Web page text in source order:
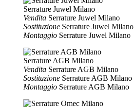
Serrature Juwel Milano
Vendita Serrature Juwel Milano
Sostituzione Serrature Juwel Milano
Montaggio Serrature Juwel Milano
Serrature AGB Milano
Vendita Serrature AGB Milano
Sostituzione Serrature AGB Milano
Montaggio Serrature AGB Milano